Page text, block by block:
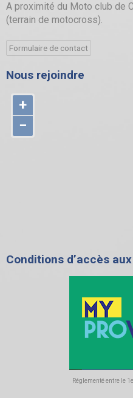
A proximité du Moto club de
(terrain de motocross).
Formulaire de contact
Nous rejoindre
+
−
Conditions d’accès
Réglementé entre le